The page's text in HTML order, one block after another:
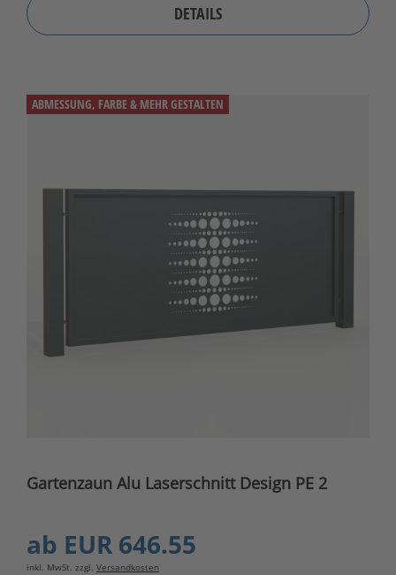
DETAILS
ABMESSUNG, FARBE & MEHR GESTALTEN
Gartenzaun Alu Laserschnitt Design PE 2
ab EUR 646.55
inkl. MwSt. zzgl. Versandkosten